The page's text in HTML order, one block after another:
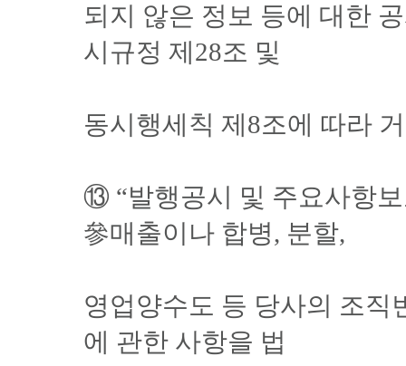
되지 않은 정보 등에 대한
시규정 제28조 및
동시행세칙 제8조에 따라
⑬ “발행공시 및 주요사항
參매출이나 합병, 분할,
영업양수도 등 당사의 조직
에 관한 사항을 법